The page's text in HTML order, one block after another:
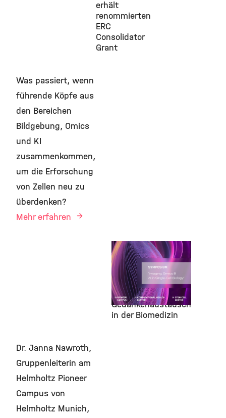
erhält
renommierten
ERC
Consolidator
Grant
Pioneer Campus, 6.
November 2025
Von Zellen zu
Systemen: Ein
lebhafter
Gedankenaustausch
in der Biomedizin
Was passiert, wenn
führende Köpfe aus
den Bereichen
Bildgebung, Omics
und KI
zusammenkommen,
um die Erforschung
von Zellen neu zu
überdenken?
Mehr erfahren
Dr. Janna Nawroth,
Gruppenleiterin am
Helmholtz Pioneer
Campus von
Helmholtz Munich,